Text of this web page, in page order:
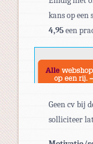
pdf,
doc,
docx.
kans op een
4,95een
Geen cv bij
solliciteer